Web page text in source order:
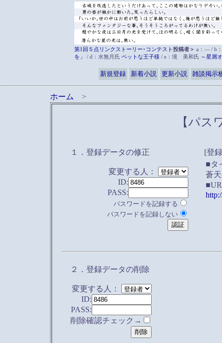
第1回５点リンクストーリー･コンテスト投稿者＞ a：― / b
を」
/ d：水無月氏 ペットな王子様 / e：境 美和氏 ～星屑
新規登録 新着小説 更新小説 雑談掲示
ホーム >
【パス
１．登録データの修正
変更する人：
ID:
PASS:
パスワードを記録する
パスワードを記録しない
[登
■タ
蒼
２．登録データの削除
変更する人：
ID:
PASS:
削除確認チェック→